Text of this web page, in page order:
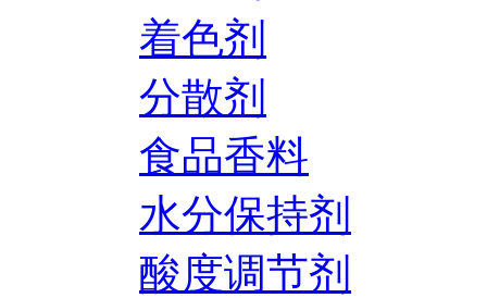
着色剂
分散剂
食品香料
水分保持剂
酸度调节剂